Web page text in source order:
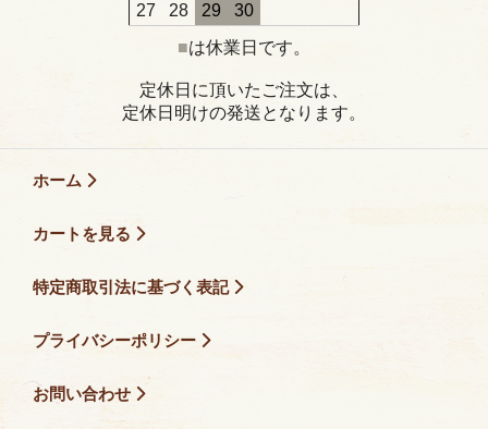
27
28 29
30
■は休業日です。
定休日に頂いたご注文は、
定休日明けの発送となります。
ホーム
カートを見る
特定商取引法に基づく表記
プライバシーポリシー
お問い合わせ